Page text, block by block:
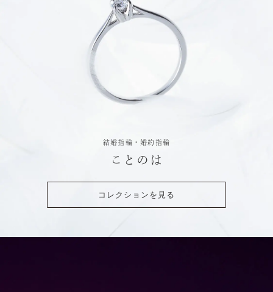
結婚指輪・婚約指輪
ことのは
コレクションを見る